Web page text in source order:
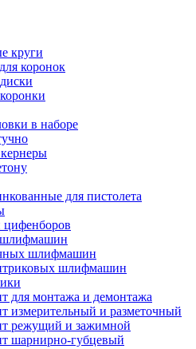
круги
коронок
в наборе
для пистолета
цифенборов
шлифмашин
шлифмашин
для монтажа и демонтажа
измерительный и разметочный
режущий и зажимной
шарнирно-губцевый